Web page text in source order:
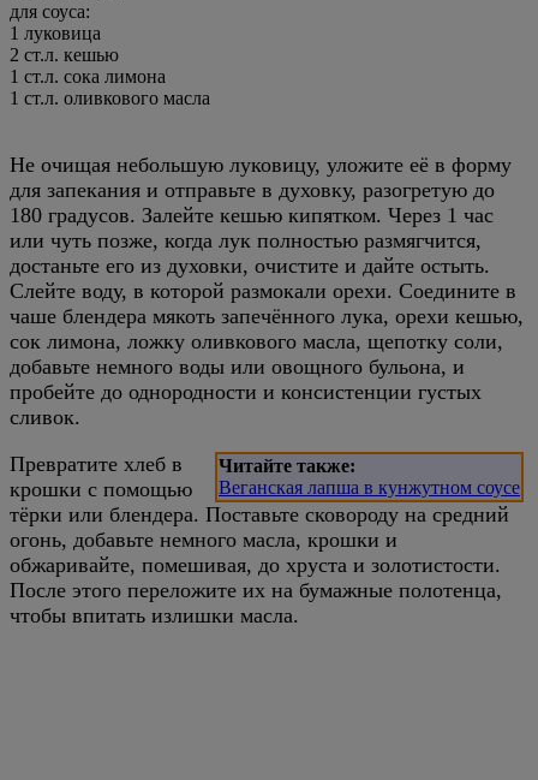
для соуса:
1 луковица
2 ст.л. кешью
1 ст.л. сока лимона
1 ст.л. оливкового масла
Не очищая небольшую луковицу, уложите её в форму
для запекания и отправьте в духовку, разогретую до
180 градусов. Залейте кешью кипятком. Через 1 час
или чуть позже, когда лук полностью размягчится,
достаньте его из духовки, очистите и дайте остыть.
Слейте воду, в которой размокали орехи. Соедините в
чаше блендера мякоть запечённого лука, орехи кешью,
сок лимона, ложку оливкового масла, щепотку соли,
добавьте немного воды или овощного бульона, и
пробейте до однородности и консистенции густых
сливок.
Читайте также:
Веганская лапша в кунжутном соусе
Превратите хлеб в
крошки с помощью
тёрки или блендера. Поставьте сковороду на средний
огонь, добавьте немного масла, крошки и
обжаривайте, помешивая, до хруста и золотистости.
После этого переложите их на бумажные полотенца,
чтобы впитать излишки масла.